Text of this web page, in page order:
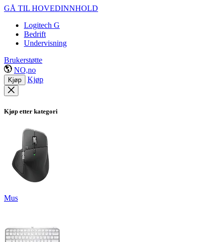
GÅ TIL HOVEDINNHOLD
Logitech G
Bedrift
Undervisning
Brukerstøtte
NO,no
Kjøp Kjøp
Kjøp etter kategori
Mus